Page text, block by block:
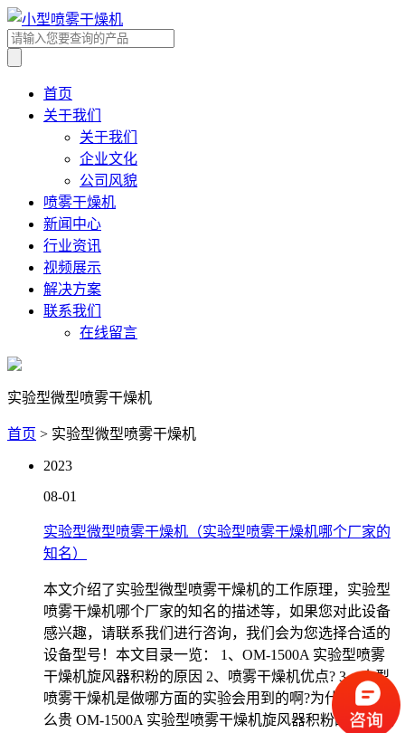
首页
关于我们
关于我们
企业文化
公司风貌
喷雾干燥机
新闻中心
行业资讯
视频展示
解决方案
联系我们
在线留言
实验型微型喷雾干燥机
首页 > 实验型微型喷雾干燥机
2023
08-01
实验型微型喷雾干燥机（实验型喷雾干燥机哪个厂家的
知名）
本文介绍了实验型微型喷雾干燥机的工作原理，实验型
喷雾干燥机哪个厂家的知名的描述等，如果您对此设备
感兴趣，请联系我们进行咨询，我们会为您选择合适的
设备型号！本文目录一览： 1、OM-1500A 实验型喷雾
干燥机旋风器积粉的原因 2、喷雾干燥机优点? 3、小型
喷雾干燥机是做哪方面的实验会用到的啊?为什么一台这
么贵 OM-1500A 实验型喷雾干燥机旋风器积粉的原因 可